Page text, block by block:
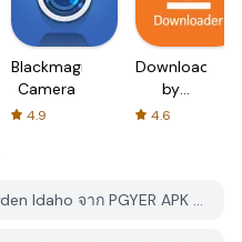
Blackmagic
Camera
4.9
Downloader
by
AFTVnews
4.6
ฉันจะดาวน์โหลด Avondale Hayden Idaho จาก PGYER APK HUB อย่างไร?